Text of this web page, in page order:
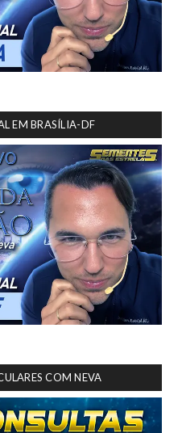
EM BRASÍLIA-DF
COM NEVA